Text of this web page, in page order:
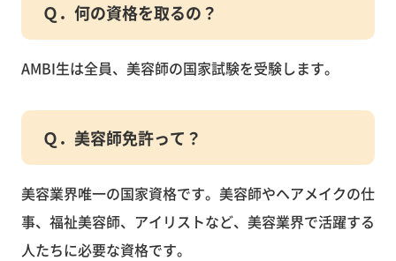
Ｑ．何の資格を取るの？
AMBI生は全員、美容師の国家試験を受験します。
Ｑ．美容師免許って？
美容業界唯一の国家資格です。美容師やヘアメイクの仕
事、福祉美容師、アイリストなど、美容業界で活躍する
人たちに必要な資格です。